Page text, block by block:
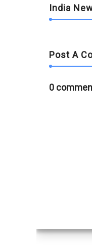
India
Post A
0